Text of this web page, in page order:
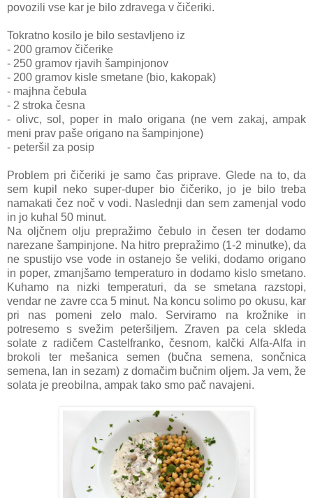
povozili vse kar je bilo zdravega v čičeriki.
Tokratno kosilo je bilo sestavljeno iz
- 200 gramov čičerike
- 250 gramov rjavih šampinjonov
- 200 gramov kisle smetane (bio, kakopak)
- majhna čebula
- 2 stroka česna
- olivc, sol, poper in malo origana (ne vem zakaj, ampak
meni prav paše origano na šampinjone)
- peteršil za posip
Problem pri čičeriki je samo čas priprave. Glede na to, da
sem kupil neko super-duper bio čičeriko, jo je bilo treba
namakati čez noč v vodi. Naslednji dan sem zamenjal vodo
in jo kuhal 50 minut.
Na oljčnem olju prepražimo čebulo in česen ter dodamo
narezane šampinjone. Na hitro prepražimo (1-2 minutke), da
ne spustijo vse vode in ostanejo še veliki, dodamo origano
in poper, zmanjšamo temperaturo in dodamo kislo smetano.
Kuhamo na nizki temperaturi, da se smetana razstopi,
vendar ne zavre cca 5 minut. Na koncu solimo po okusu, kar
pri nas pomeni zelo malo. Serviramo na krožnike in
potresemo s svežim peteršiljem. Zraven pa cela skleda
solate z radičem Castelfranko, česnom, kalčki Alfa-Alfa in
brokoli ter mešanica semen (bučna semena, sončnica
semena, lan in sezam) z domačim bučnim oljem. Ja vem, že
solata je preobilna, ampak tako smo pač navajeni.